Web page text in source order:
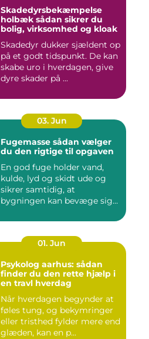
Skadedyrsbekæmpelse
holbæk sådan sikrer du
bolig, virksomhed og kloak
Skadedyr dukker sjældent op
på et godt tidspunkt. De kan
skabe uro i hverdagen, give
dyre skader på ...
03. Jun
Fugemasse sådan vælger
du den rigtige til opgaven
En god fuge holder vand,
kulde, lyd og skidt ude og
sikrer samtidig, at
bygningen kan bevæge sig
01. Jun
Psykolog aarhus: sådan
finder du den rette hjælp i
en travl hverdag
Når hverdagen begynder at
føles tung, og bekymringer
eller tristhed fylder mere end
glæden, kan en p...